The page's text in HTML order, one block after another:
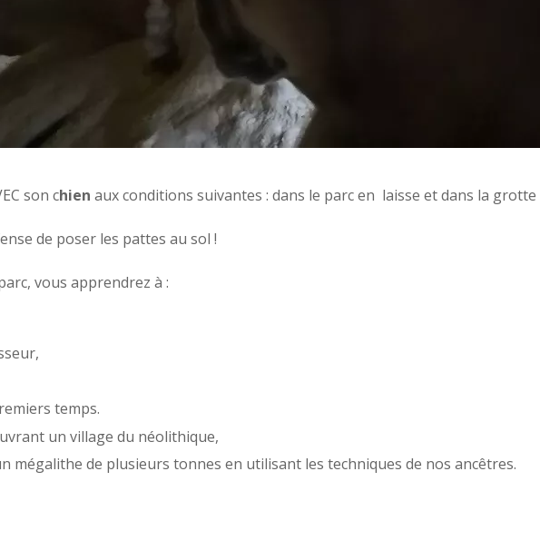
son chien aux conditions suivantes : dans le parc en laisse et dans la
de poser les pattes au sol !
vous apprendrez à :
temps.
un village du néolithique,
mégalithe de plusieurs tonnes en utilisant les techniques de nos ancêtres.